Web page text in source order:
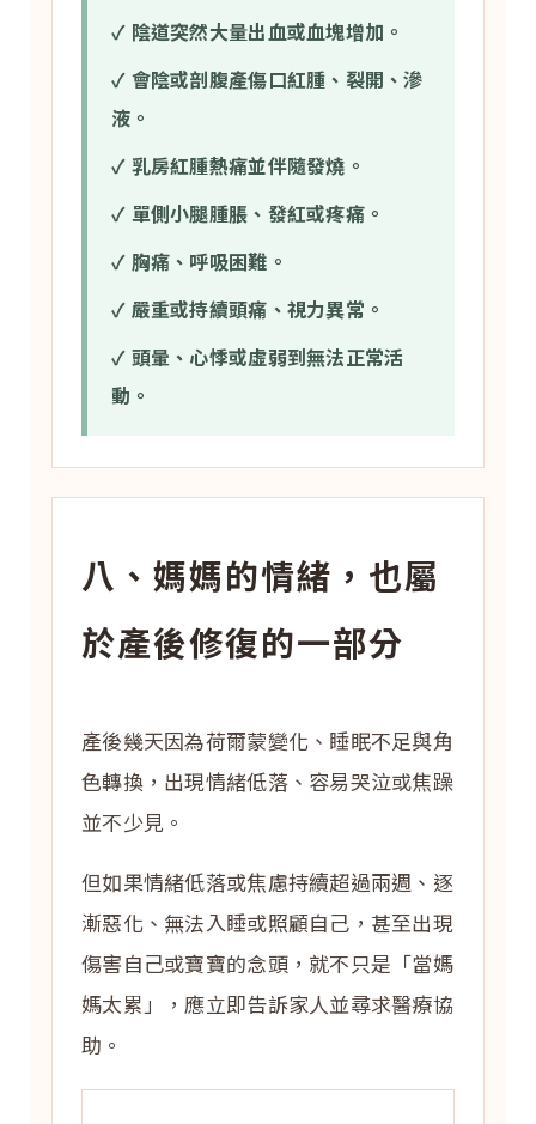
✓ 陰道突然大量出血或血塊增加。
✓ 會陰或剖腹產傷口紅腫、裂開、滲
液。
✓ 乳房紅腫熱痛並伴隨發燒。
✓ 單側小腿腫脹、發紅或疼痛。
✓ 胸痛、呼吸困難。
✓ 嚴重或持續頭痛、視力異常。
✓ 頭暈、心悸或虛弱到無法正常活
動。
八、媽媽的情緒，也屬
於產後修復的一部分
產後幾天因為荷爾蒙變化、睡眠不足與角
色轉換，出現情緒低落、容易哭泣或焦躁
並不少見。
但如果情緒低落或焦慮持續超過兩週、逐
漸惡化、無法入睡或照顧自己，甚至出現
傷害自己或寶寶的念頭，就不只是「當媽
媽太累」，應立即告訴家人並尋求醫療協
助。